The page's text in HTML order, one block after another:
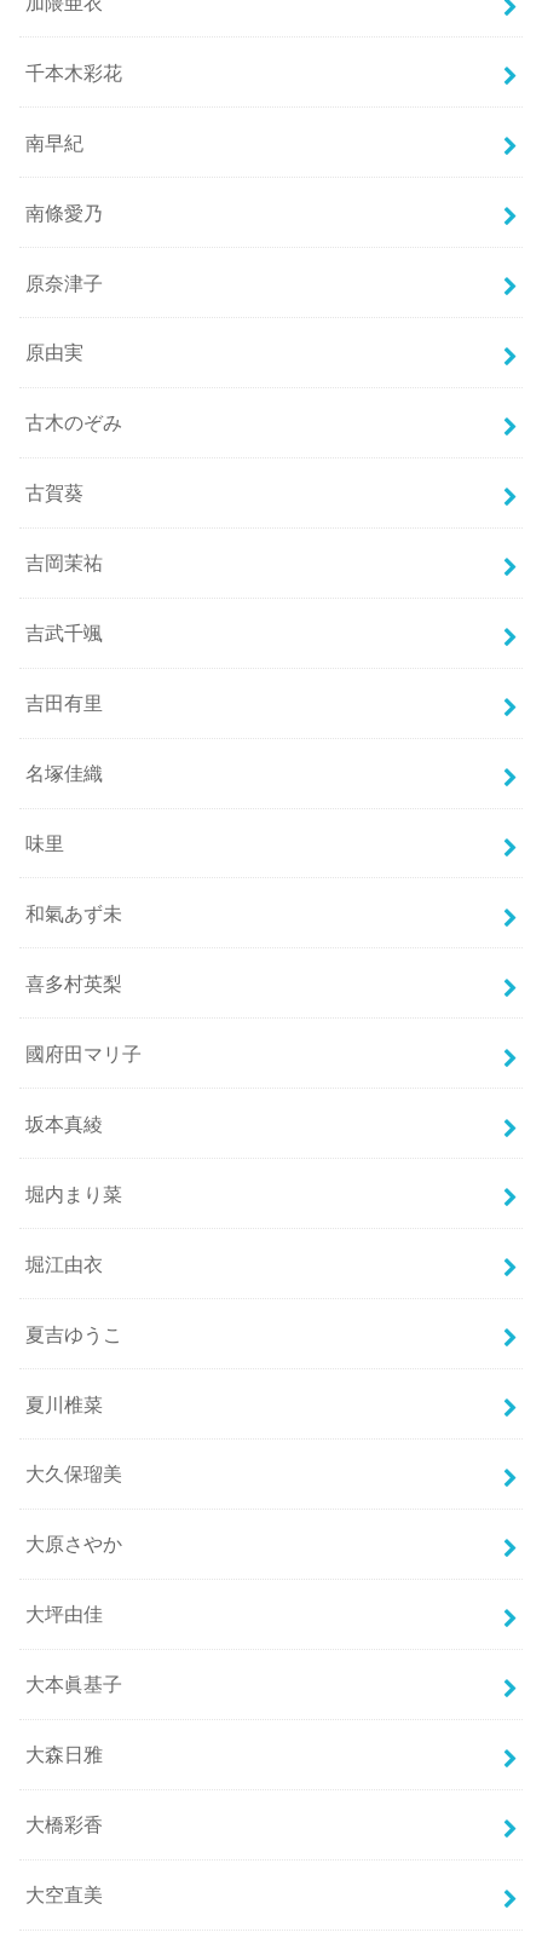
千本木彩花
南早紀
南條愛乃
原奈津子
原由実
古木のぞみ
古賀葵
吉岡茉祐
吉武千颯
吉田有里
名塚佳織
味里
和氣あず未
喜多村英梨
國府田マリ子
坂本真綾
堀内まり菜
堀江由衣
夏吉ゆうこ
夏川椎菜
大久保瑠美
大原さやか
大坪由佳
大本眞基子
大森日雅
大橋彩香
大空直美